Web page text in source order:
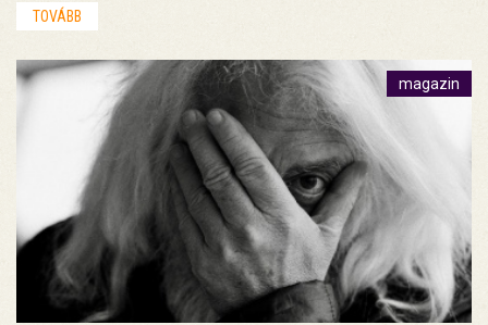
TOVÁBB
magazin